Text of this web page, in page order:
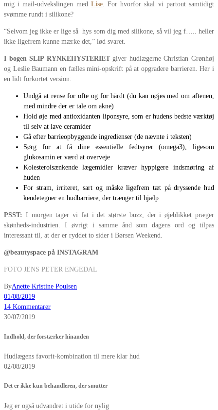
mig i mail-udvekslingen med Lise. For hvorfor skal vi partout samtidigt
svømme rundt i silikone?
“Selvom jeg ikke er lige så hys som dig med silikone, så vil jeg f….. heller
ikke ligefrem kunne mærke det,” lød svaret.
I bogen SLIP RYNKEHYSTERIETgiver hudlægerne Christian Grønhøj
og Leslie Baumann en fælles mini-opskrift på at opgradere barrieren. Her i
en lidt forkortet version:
Undgå at rense for ofte og for hårdt (du kan nøjes med om aftenen,
med mindre der er tale om akne)
Hold øje med antioxidanten liponsyre, som er hudens bedste værktøj
til selv at lave ceramider
Gå efter barrieopbyggende ingredienser (de nævnte i teksten)
Sørg for at få dine essentielle fedtsyrer (omega3), ligesom
glukosamin er værd at overveje
Kolesterolsænkende lægemidler kræver hyppigere indsmøring af
huden
For stram, irriteret, sart og måske ligefrem tæt på dryssende hud
kendetegner en hudbarriere, der trænger til hjælp
PSST: I morgen tager vi fat i det største buzz, der i øjeblikket præger
skønheds-industrien. I øvrigt i samme ånd som dagens ord og tilpas
interessant til, at der er ryddet to sider i Børsen Weekend.
@beautyspace på INSTAGRAM
FOTO JENS PETER ENGEDAL
ByAnette Kristine Poulsen
01/08/2019
14 Kommentarer
30/07/2019
Indhold, der forstærker hinanden
Hudlægens favorit-kombination til mere klar hud
02/08/2019
Det er ikke kun behandleren, der smutter
Jeg er også udvandret i utide for nylig